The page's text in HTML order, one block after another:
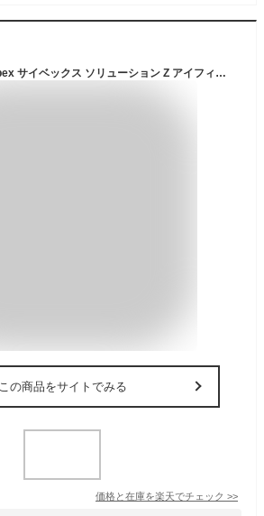
【正規品3年保証】cybex サイベックス ソリューション Z アイフィックス Solution Z i-Fix ディープブラック / ソーホーグレイ【代引・送料無料】【isofix ジュニアシート】【ジュニアシート 3歳から】【即納】
この商品をサイトでみる
価格と在庫を楽天でチェック >>